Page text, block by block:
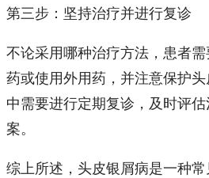
第三步：坚持治疗并进行复诊
不论采用哪种治疗方法，患者
药或使用外用药，并注意保护
中需要进行定期复诊，及时评
案。
综上所述，头皮银屑病是一种